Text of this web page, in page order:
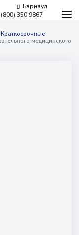
350 9867
Барнаул
Краткосрочные
медицинского